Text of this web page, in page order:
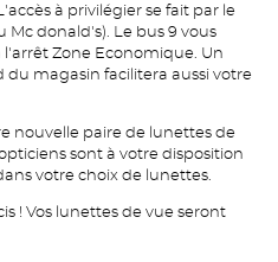
à privilégier se fait par le
donald's). Le bus 9 vous
Zone Economique. Un
magasin facilitera aussi votre
nouvelle paire de lunettes de
sont à votre disposition
votre choix de lunettes.
! Vos lunettes de vue seront